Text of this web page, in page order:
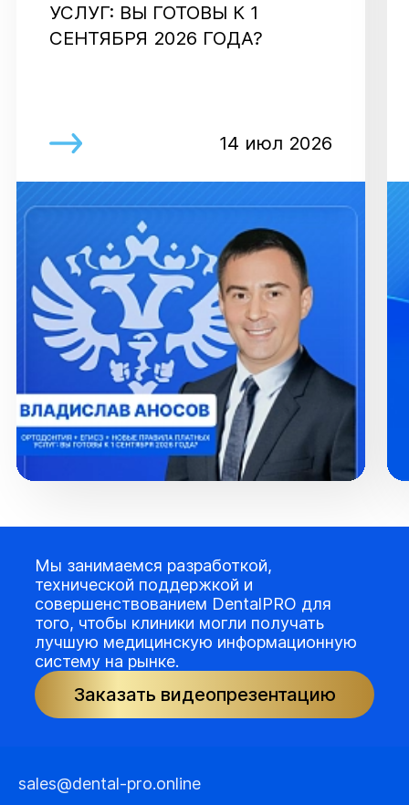
УСЛУГ: ВЫ ГОТОВЫ К 1
СЕНТЯБРЯ 2026 ГОДА?
14 июл 2026
Мы занимаемся разработкой,
технической поддержкой и
совершенствованием DentalPRO для
того, чтобы клиники могли получать
лучшую медицинскую информационную
систему на рынке.
Заказать видеопрезентацию
sales@dental-pro.online